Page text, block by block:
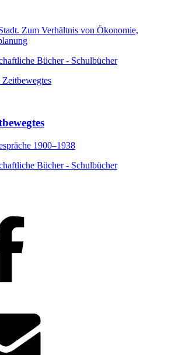
Zum Verhältnis von Ökonomie,
Bücher - Schulbücher
1900–1938
Bücher - Schulbücher